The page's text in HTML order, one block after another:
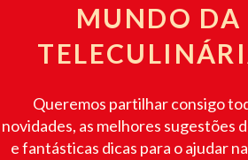
MUNDO DA
Queremos partilhar consigo
novidades, as melhores sugestões
e fantásticas dicas para o ajudar